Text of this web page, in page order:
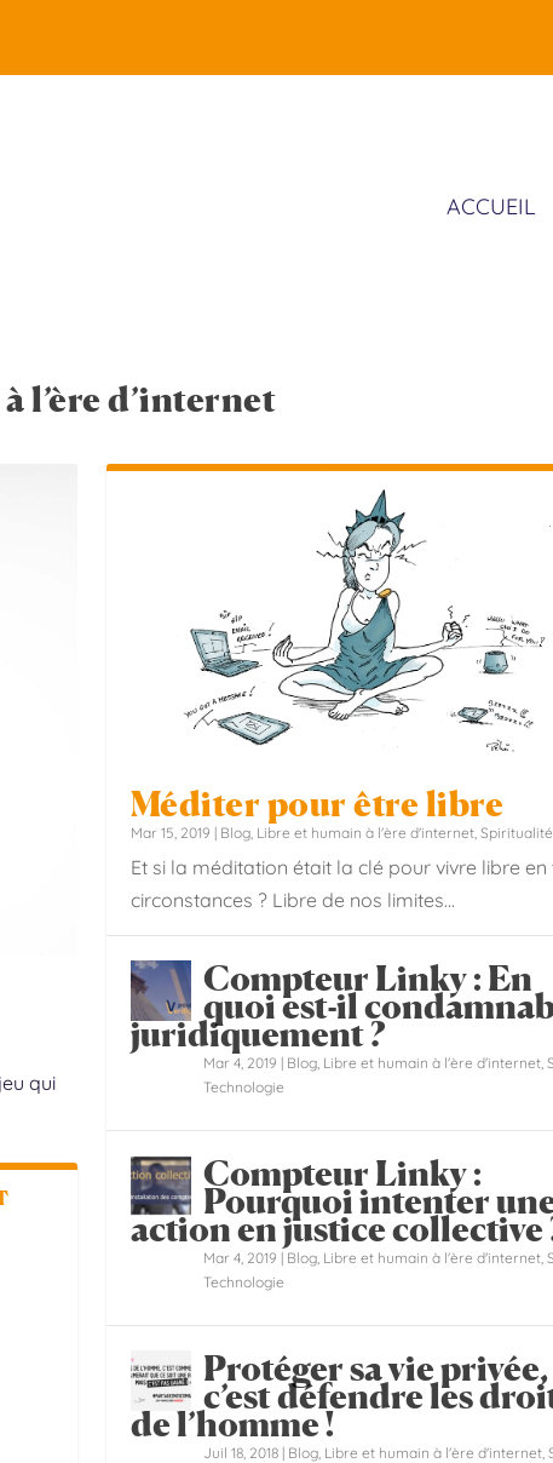
ACCUEIL
l’ère d’internet
les travaux d...
un collectif de méde...
qui
Méditer pour être libre
Mar 15, 2019 | Blog, Libre et humain à l'ère d'internet, Spiritualité
Et si la méditation était la clé pour vivre libre en
circonstances ? Libre de nos limites...
Compteur Linky : En
quoi est-il
juridiquement ?
Mar 4, 2019 | Blog, Libre et humain à l'ère d'internet,
Technologie
Compteur Linky :
Pourquoi intenter
action en justice collective
Mar 4, 2019 | Blog, Libre et humain à l'ère d'internet,
Technologie
Protéger sa vie privée,
c’est défendre les
de l’homme !
Juil 18, 2018| Blog, Libre et humain à l'ère d'internet,